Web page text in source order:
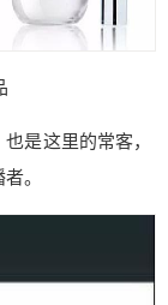
是这里的常客，
。